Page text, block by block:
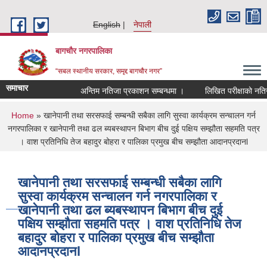
English
नेपाली
बागचौर नगरपालिका
“सबल स्थानीय सरकार, समृद्द बागचौर नगर”
समाचार अन्तिम नतिजा प्रकाशन सम्बन्धमा । लिखित परीक्षाको
You are here
Home » खानेपानी तथा सरसफाई सम्बन्धी सबैका लागि सुस्वा कार्यक्रम सन्चालन गर्न
नगरपालिका र खानेपानी तथा ढल ब्यबस्थापन बिभाग बीच दुई पक्षिय सम्झौता सहमति पत्र
। वाश प्रतिनिधि तेज बहादुर बोहरा र पालिका प्रमुख बीच सम्झौता आदानप्रदानl
खानेपानी तथा सरसफाई सम्बन्धी सबैका लागि
सुस्वा कार्यक्रम सन्चालन गर्न नगरपालिका र
खानेपानी तथा ढल ब्यबस्थापन बिभाग बीच दुई
पक्षिय सम्झौता सहमति पत्र । वाश प्रतिनिधि तेज
बहादुर बोहरा र पालिका प्रमुख बीच सम्झौता
आदानप्रदानl